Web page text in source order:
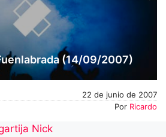
(14/09/2007)
22 de junio de 2007
Por Ricardo
Nick